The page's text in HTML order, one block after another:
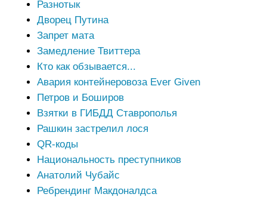
Разнотык
Дворец Путина
Запрет мата
Замедление Твиттера
Кто как обзывается...
Авария контейнеровоза Ever Given
Петров и Боширов
Взятки в ГИБДД Ставрополья
Рашкин застрелил лося
QR-коды
Национальность преступников
Анатолий Чубайс
Ребрендинг Макдоналдса